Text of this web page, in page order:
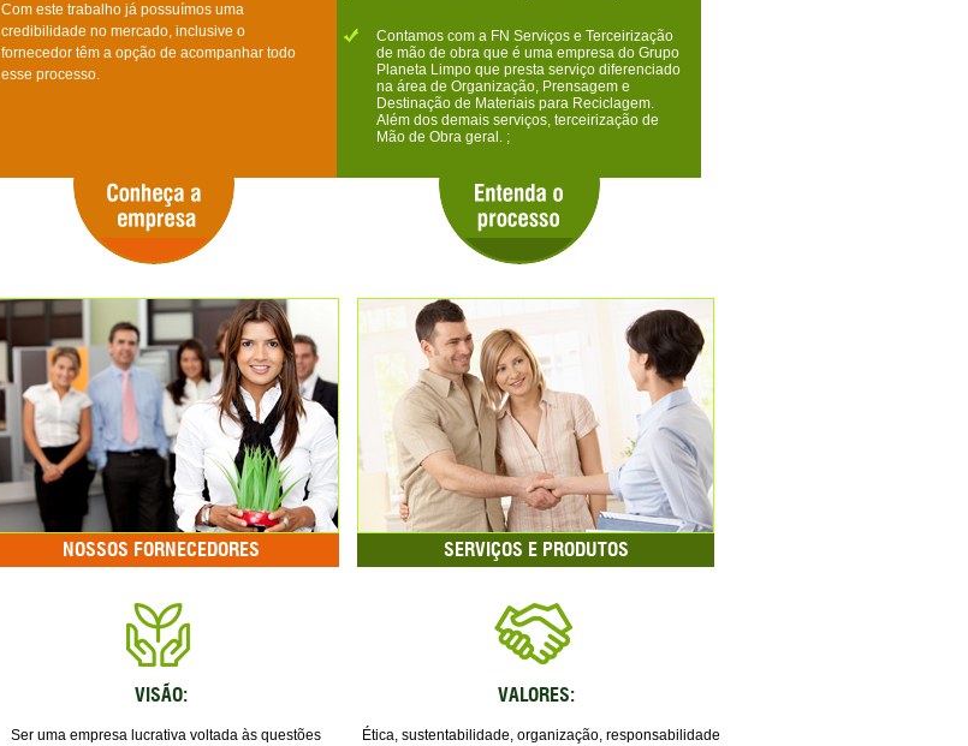
Com este trabalho já possuímos uma
credibilidade no mercado, inclusive o
fornecedor têm a opção de acompanhar todo
esse processo.
Contamos com a FN Serviços e Terceirização
de mão de obra que é uma empresa do Grupo
Planeta Limpo que presta serviço diferenciado
na área de Organização, Prensagem e
Destinação de Materiais para Reciclagem.
Além dos demais serviços, terceirização de
Mão de Obra geral. ;
NOSSOS FORNECEDORES SERVIÇOS E PRODUTOS
VISÃO:
Ser uma empresa lucrativa voltada às questões
VALORES:
Ética, sustentabilidade, organização, responsabilidade